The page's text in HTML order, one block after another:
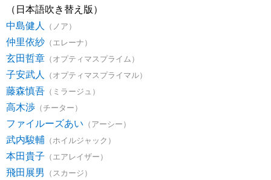
（日本語吹き替え版）
中島健人 （ノア）
仲里依紗 （エレーナ）
玄田哲章 （オプティマスプライム）
子安武人 （オプティマスプライマル）
藤森慎吾 （ミラージュ）
高木渉 （チーター）
ファイルーズあい （アーシー）
武内駿輔 （ホイルジャック）
本田貴子 （エアレイザー）
飛田展男 （スカージ）